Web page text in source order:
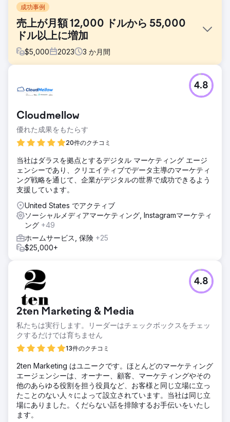
成功事例
売上が月額 12,000 ドルから 55,000
ドル以上に増加
$5,000 2023 3 か月間
当社のホスピタリティ顧客の 1 社は、当初、月収が 12,000
ドル前後で停滞しており、売上の停滞に直面していたため、
わらず、デジタル マーケティングへの取り組みが限られてい
たため、十分な売上が得られませんでした。
ソリューション
Facebook/Instagram 広告、ダイナミックなソーシャル メデ
ィア コンテンツに重点を置いたデジタル マーケティング戦
略を作成しました。私たちは、正確なターゲティングと魅力
的なストーリーテリングを重視して、視聴者の興味を捉え、
Web サイトへの販売トラフィックを促進しました。
結果
私たちの戦略的な見直しにより、収益はわずか 90 日で月額
55,000 ドルを超えるまで急増しました。以前は月額わずか
12,000 ドルでした。私たちのアプローチは売上を増加させる
効性を証明しました。
Cloudmellow
優れた成果をもたらす
20件のクチコミ
4.8
当社はダラスを拠点とするデジタル マーケティング エージ
ェンシーであり、クリエイティブでデータ主導のマーケティ
ング戦略を通じて、企業がデジタルの世界で成功できるよう
支援しています。
United States でアクティブ
ソーシャルメディアマーケティング, Instagramマーケティ
ング +49
ホームサービス, 保険 +25
$25,000+
2ten Marketing & Media
私たちは実行します。リーダーはチェックボックスをチェッ
クするだけでは育ちません
13件のクチコミ
4.8
2ten Marketing はユニークです。ほとんどのマーケティング
エージェンシーは、オーナー、顧客、マーケティングやその
他のあらゆる役割を担う役員など、お客様と同じ立場に立っ
たことのない人々によって設立されています。当社は同じ立
場にありました。くだらない話を排除するお手伝いをいたし
ます。